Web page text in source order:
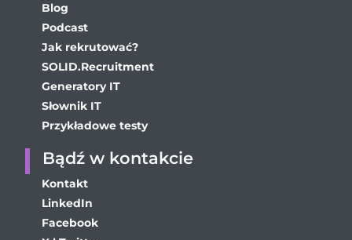
Blog
Podcast
Jak rekrutować?
SOLID.Recruitment
Generatory IT
Słownik IT
Przykładowe testy
Bądź w kontakcie
Kontakt
LinkedIn
Facebook